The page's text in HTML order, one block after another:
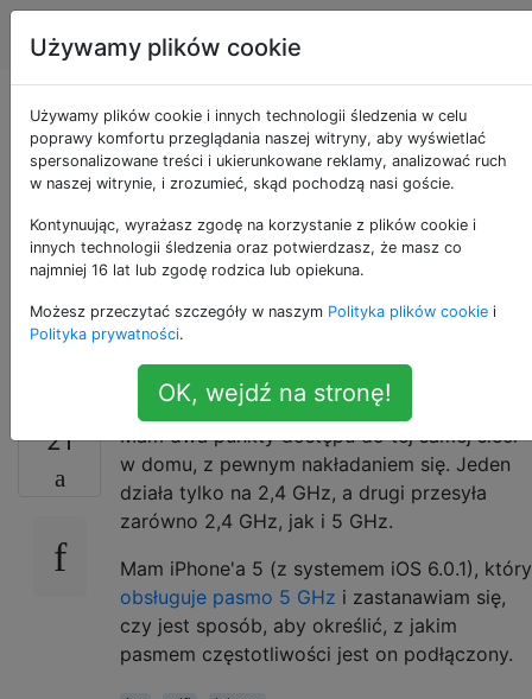
Apple Tagi
Jak sprawdzić, które
pasmo (2,4 GHz lub 5
GHz) jest włączone
połączenie Wi-Fi
mojego iPhone'a?
21
Mam dwa punkty dostępu do tej samej sieci
w domu, z pewnym nakładaniem się. Jeden
działa tylko na 2,4 GHz, a drugi przesyła
zarówno 2,4 GHz, jak i 5 GHz.
Mam iPhone'a 5 (z systemem iOS 6.0.1), który
obsługuje pasmo 5 GHz i zastanawiam się,
czy jest sposób, aby określić, z jakim
pasmem częstotliwości jest on podłączony.
Używamy plików cookie
Używamy plików cookie i innych technologii śledzenia w celu
poprawy komfortu przeglądania naszej witryny, aby wyświetlać
spersonalizowane treści i ukierunkowane reklamy, analizować ruch
w naszej witrynie, i zrozumieć, skąd pochodzą nasi goście.
Kontynuując, wyrażasz zgodę na korzystanie z plików cookie i
innych technologii śledzenia oraz potwierdzasz, że masz co
najmniej 16 lat lub zgodę rodzica lub opiekuna.
Możesz przeczytać szczegóły w naszym Polityka plików cookie i
Polityka prywatności.
OK, wejdź na stronę!